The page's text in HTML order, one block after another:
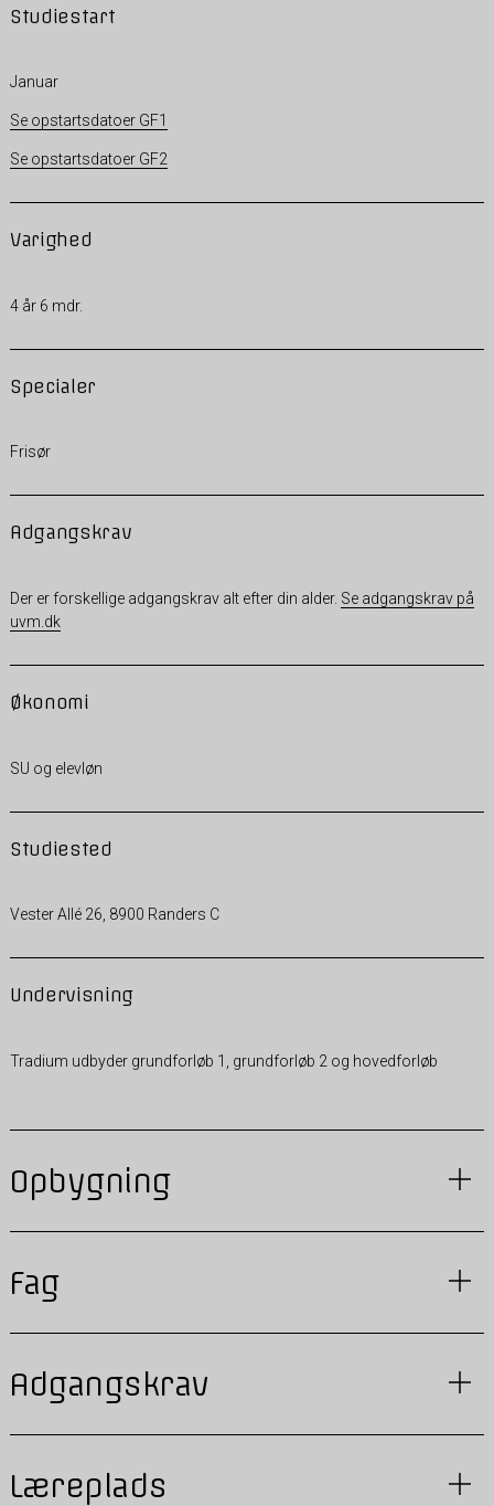
Studiestart
Januar
Se opstartsdatoer GF1
Se opstartsdatoer GF2
Varighed
4 år 6 mdr.
Specialer
Frisør
Adgangskrav
Der er forskellige adgangskrav alt efter din alder. Se adgangskrav på
uvm.dk
Økonomi
SU og elevløn
Studiested
Vester Allé 26, 8900 Randers C
Undervisning
Tradium udbyder grundforløb 1, grundforløb 2 og hovedforløb
Opbygning
Fag
Adgangskrav
Læreplads